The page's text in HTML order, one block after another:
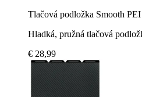
Tlačová podložka Smooth PEI
Hladká, pružná tlačová
€ 28,99